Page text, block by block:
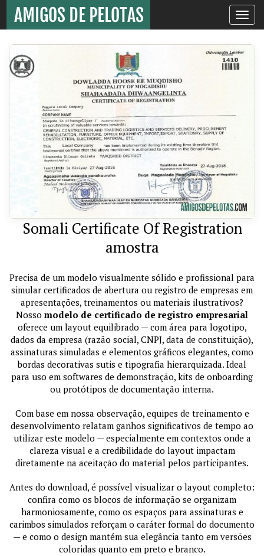
Toggle
Somali Certificate Of Registration
amostra
Precisa de um modelo visualmente sólido e profissional para
simular certificados de abertura ou registro de empresas em
apresentações, treinamentos ou materiais ilustrativos?
Nosso modelo de certificado de registro empresarial
oferece um layout equilibrado — com área para logotipo,
dados da empresa (razão social, CNPJ, data de constituição),
assinaturas simuladas e elementos gráficos elegantes, como
bordas decorativas sutis e tipografia hierarquizada. Ideal
para uso em softwares de demonstração, kits de onboarding
ou protótipos de documentação interna.
Com base em nossa observação, equipes de treinamento e
desenvolvimento relatam ganhos significativos de tempo ao
utilizar este modelo — especialmente em contextos onde a
clareza visual e a credibilidade do layout impactam
diretamente na aceitação do material pelos participantes.
Antes do download, é possível visualizar o layout completo:
confira como os blocos de informação se organizam
harmoniosamente, como os espaços para assinaturas e
carimbos simulados reforçam o caráter formal do documento
— e como o design mantém sua elegância tanto em versões
coloridas quanto em preto e branco.